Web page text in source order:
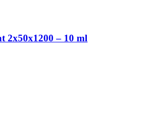
2x50x1200 – 10 ml